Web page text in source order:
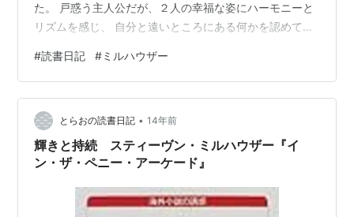
た。 戸惑う主人公だが、２人の幸福な姿にハーモニーと
リズムを感じ、 自分と遠いところにある何かを認めて帰
っていいじゃないかと思った。
#読書日記 #ミルハウザー
とらおの読書日記 • 14年前
輝きと持続 スティーヴン・ミルハウザー『イ
ン・ザ・ペニー・アーケード』